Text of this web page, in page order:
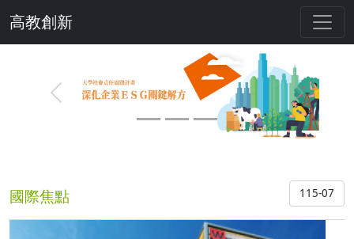
高教創新
Previous Next
國際焦點